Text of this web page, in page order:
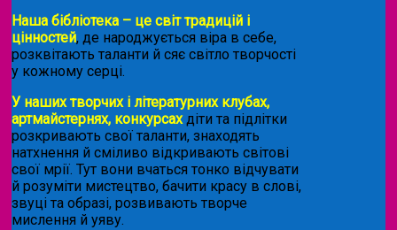
Наша бібліотека – це світ традицій і
цінностей, де народжується віра в себе,
розквітають таланти й сяє світло творчості
у кожному серці.
У наших творчих і літературних клубах,
артмайстернях, конкурсахдіти та підлітки
розкривають свої таланти, знаходять
натхнення й сміливо відкривають світові
свої мрії. Тут вони вчаться тонко відчувати
й розуміти мистецтво, бачити красу в слові,
звуці та образі, розвивають творче
мислення й уяву.